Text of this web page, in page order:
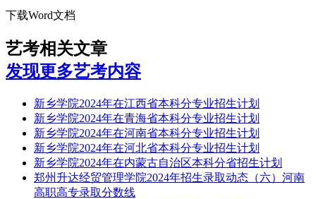
下载Word文档
艺考相关文章
发现更多艺考内容
新乡学院2024年在江西省本科分专业招生计划
新乡学院2024年在青海省本科分专业招生计划
新乡学院2024年在河南省本科分专业招生计划
新乡学院2024年在河北省本科分专业招生计划
新乡学院2024年在内蒙古自治区本科分省招生计划
郑州升达经贸管理学院2024年招生录取动态（六）河南
高职高专录取分数线